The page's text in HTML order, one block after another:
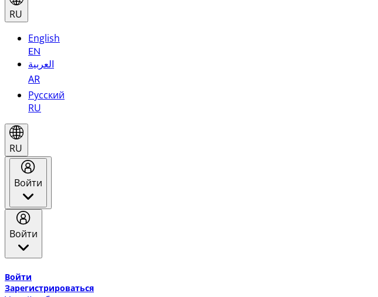
RU
English
EN
العربية
AR
Русский
RU
RU
Войти
Войти
Войти
Зарегистрироваться